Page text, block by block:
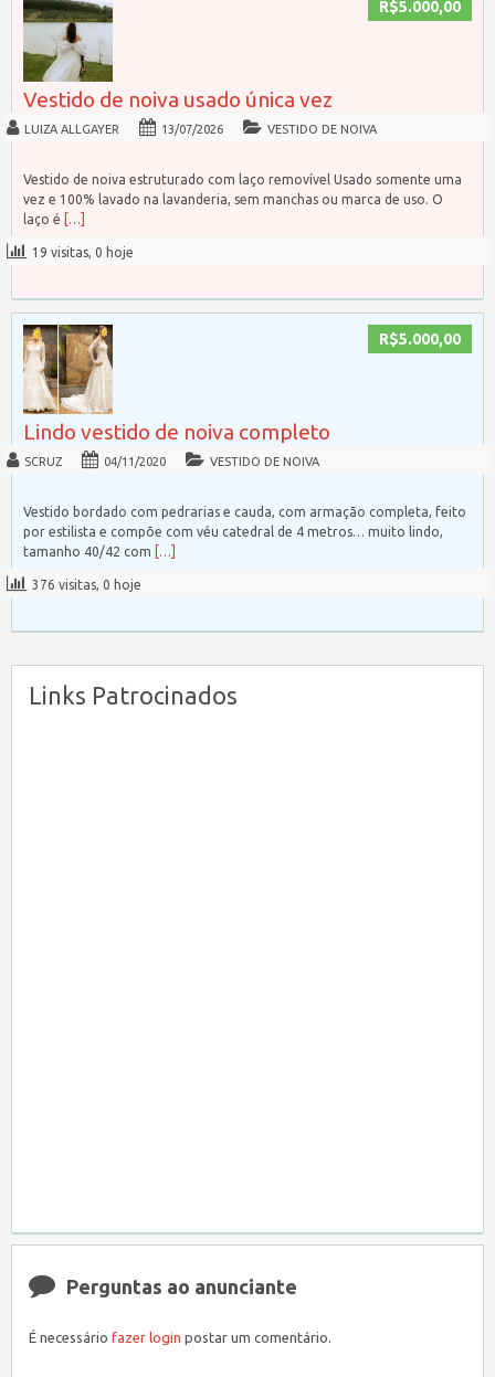
R$5.000,00
Vestido de noiva usado única vez
LUIZA ALLGAYER 13/07/2026 VESTIDO DE NOIVA
Vestido de noiva estruturado com laço removível Usado somente uma
vez e 100% lavado na lavanderia, sem manchas ou marca de uso. O
laço é
[…]
19 visitas, 0 hoje
R$5.000,00
Lindo vestido de noiva completo
SCRUZ 04/11/2020 VESTIDO DE NOIVA
Vestido bordado com pedrarias e cauda, com armação completa, feito
por estilista e compõe com véu catedral de 4 metros… muito lindo,
tamanho 40/42 com
[…]
376 visitas, 0 hoje
Links Patrocinados
Perguntas ao anunciante
É necessário fazer login postar um comentário.